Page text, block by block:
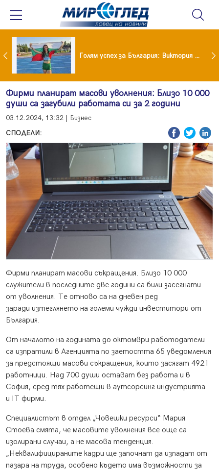
Когато всичко те дразни: тези трикове променят настроението за минути Голям успех за България: Виктория Ангелова грабна световна титла в тройния скок
Фирми планират масови уволнения: Близо 10 000
души са загубили работата си за 2 години
03.12.2024, 13:32 | Бизнес
СПОДЕЛИ:
Фирми планират масови съкращения. Близо 10 000
служители в последните две години са били засегнати
от уволнения. Те отново са на дневен ред
заради изтеглянето на големи чужди инвеститори от
България.
От началото на годината до октомври работодатели
са изпратили в Агенцията по заетостта 65 уведомления
за предстоящи масови съкращения, които засягат 4921
работници. Над 700 души остават без работа и в
София, сред тях работещи в аутсорсинг индустрията
и IT фирми.
Специалистът в отдел „Човешки ресурси“ Мария
Стоева смята, че масовите уволнения все още са
изолирани случаи, а не масова тенденция.
„Неквалифицираните кадри ще започнат да изпадат от
пазара на труда, особено където има възможности за